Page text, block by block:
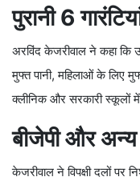
पुरानी 6
अरविंद केजरीवाल ने कहा कि
मुफ्त पानी, महिलाओं के लिए
क्लीनिक और सरकारी स्कूलों में
बीजेपी और अन्य
केजरीवाल ने विपक्षी दलों पर